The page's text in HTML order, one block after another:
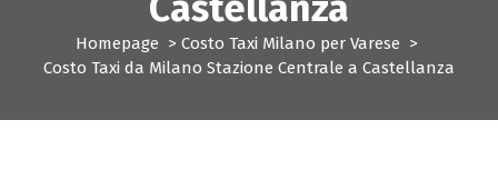
Homepage > Costo Taxi Milano per Varese >
Costo Taxi da Milano Stazione Centrale a Castellanza